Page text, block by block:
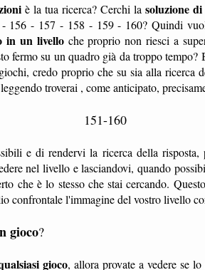
è la tua ricerca? Cerchi la soluzione
156 - 157 - 158 - 159 - 160? Quindi
in un livelloche proprio non riesci a
fermo su un quadro già da troppo
credo proprio che su sia alla ricerca
troverai , come anticipato,
151-160
e di rendervi la ricerca della
nel livello e lasciandovi, quando
che è lo stesso che stai cercando.
confrontale l'immagine del vostro livello
gioco?
gioco, allora provate a vedere se